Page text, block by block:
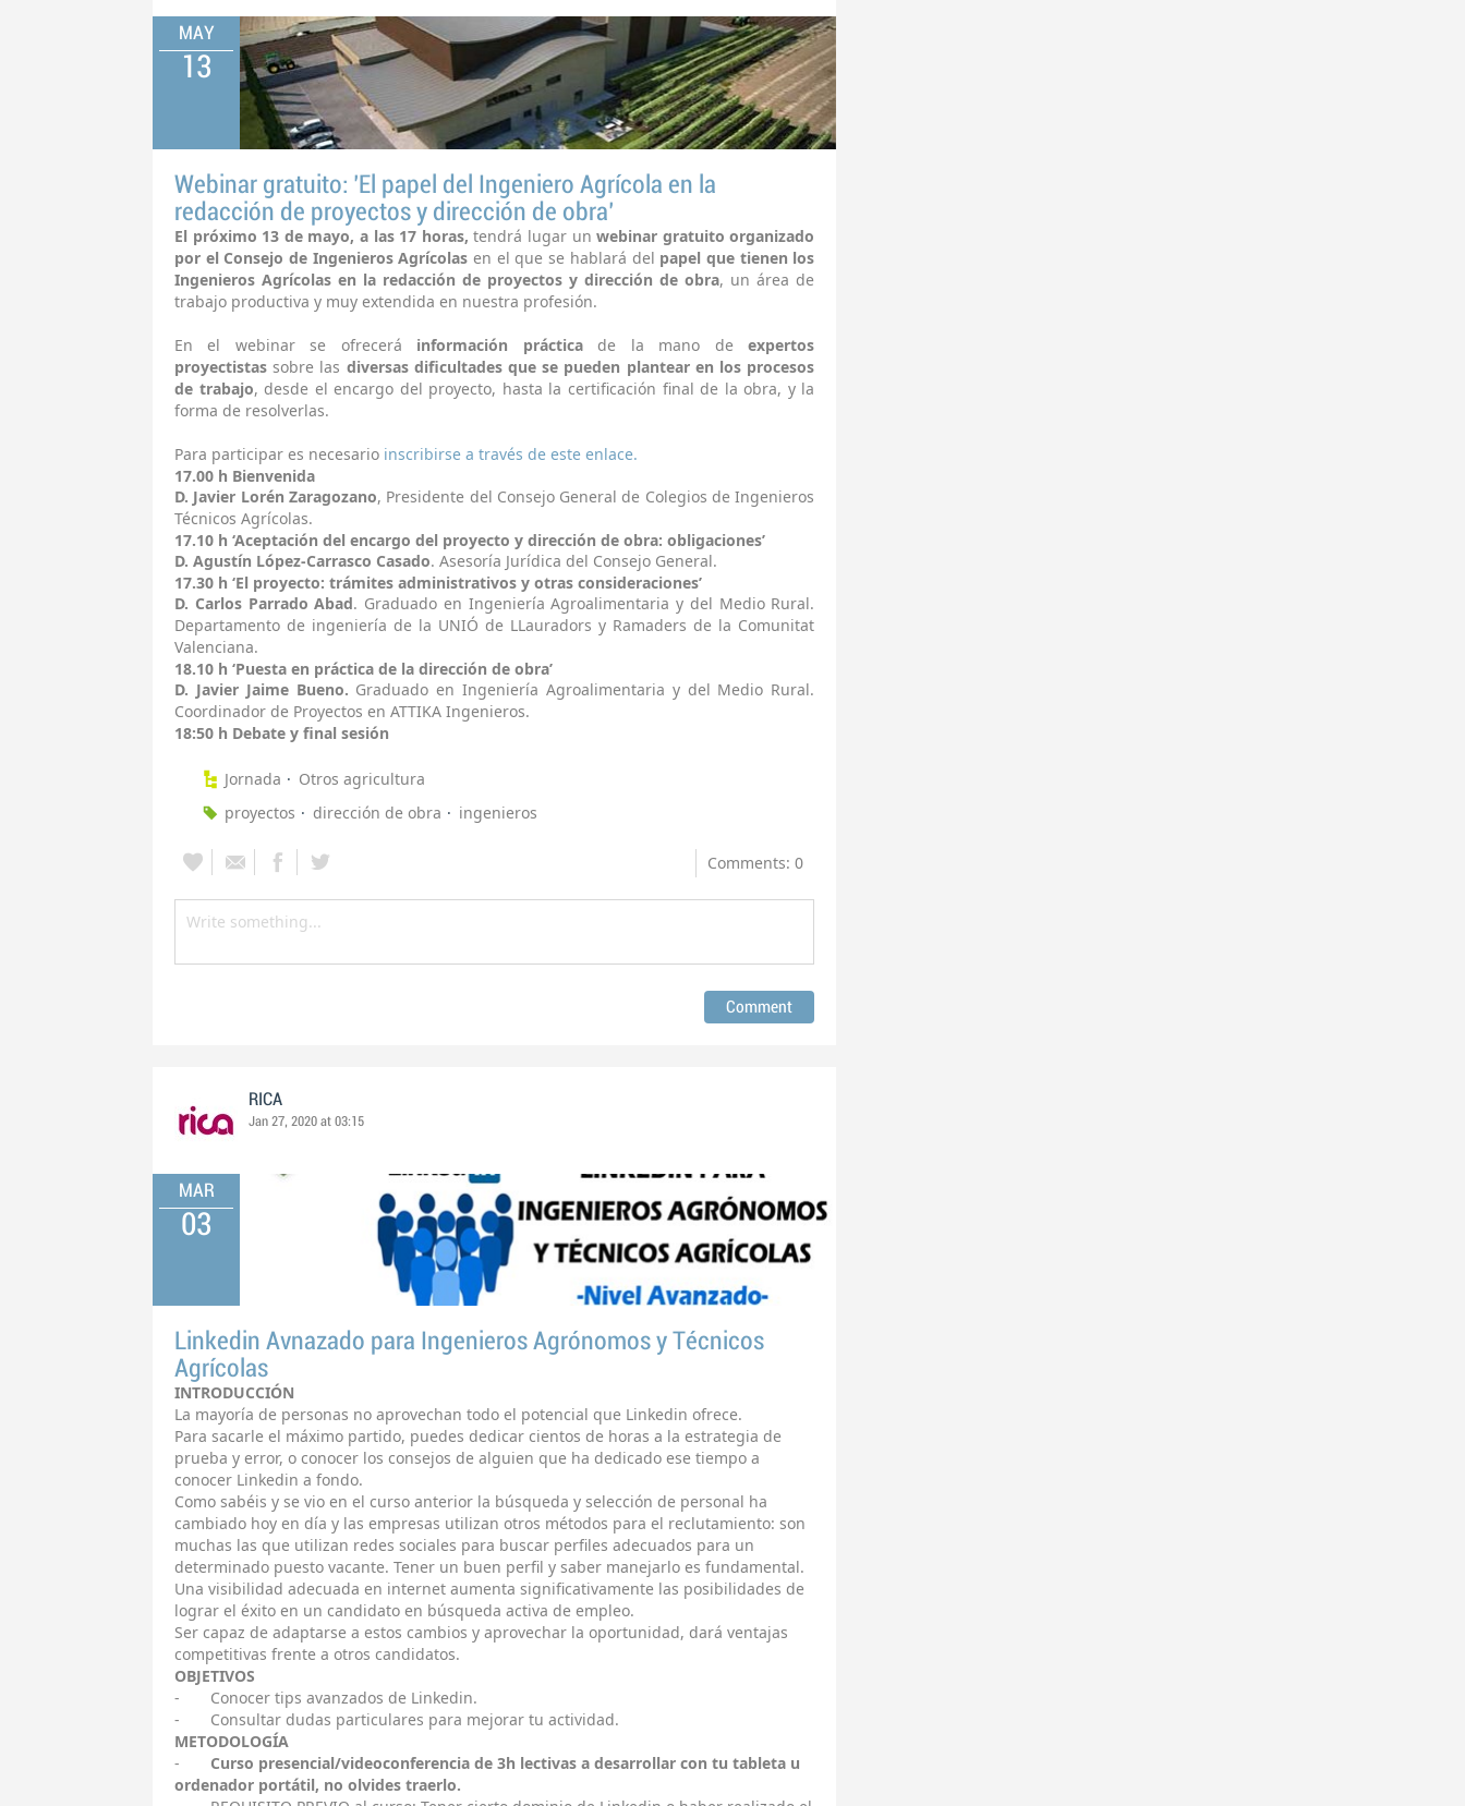
MAY
13
Webinar gratuito: 'El papel del Ingeniero Agrícola en la
redacción de proyectos y dirección de obra'
El próximo 13 de mayo, a las 17 horas,tendrá lugar unwebinar gratuito organizado
por el Consejo de Ingenieros Agrícolasen el que se hablará del papel que tienen los
Ingenieros Agrícolas en la redacción de proyectos y dirección de obra, un área de
trabajo productiva y muy extendida en nuestra profesión.
En el webinar se ofrecerá información prácticade la mano deexpertos
proyectistas sobre las diversas dificultades que se pueden plantear en los procesos
de trabajo, desde el encargo del proyecto, hasta la certificación final de la obra, y la
forma de resolverlas.
Para participar es necesario inscribirse a través de este enlace.
17.00 h Bienvenida
D. Javier Lorén Zaragozano, Presidente del Consejo General de Colegios de Ingenieros
Técnicos Agrícolas.
17.10 h ‘Aceptación del encargo del proyecto y dirección de obra: obligaciones’
D. Agustín López-Carrasco Casado. Asesoría Jurídica del Consejo General.
17.30 h ‘El proyecto: trámites administrativos y otras consideraciones’
D. Carlos Parrado Abad. Graduado en Ingeniería Agroalimentaria y del Medio Rural.
Departamento de ingeniería de la UNIÓ de LLauradors y Ramaders de la Comunitat
Valenciana.
18.10 h ‘Puesta en práctica de la dirección de obra’
D. Javier Jaime Bueno. Graduado en Ingeniería Agroalimentaria y del Medio Rural.
Coordinador de Proyectos en ATTIKA Ingenieros.
18:50 h Debate y final sesión
Jornada
Otros agricultura
proyectos
dirección de obra ingenieros
Comments: 0
RICA
Jan 27, 2020 at 03:15
MAR
03
Linkedin Avnazado para Ingenieros Agrónomos y Técnicos
Agrícolas
INTRODUCCIÓN
La mayoría de personas no aprovechan todo el potencial que Linkedin ofrece.
Para sacarle el máximo partido, puedes dedicar cientos de horas a la estrategia de
prueba y error, o conocer los consejos de alguien que ha dedicado ese tiempo a
conocer Linkedin a fondo.
Como sabéis y se vio en el curso anterior la búsqueda y selección de personal ha
cambiado hoy en día y las empresas utilizan otros métodos para el reclutamiento: son
muchas las que utilizan redes sociales para buscar perfiles adecuados para un
determinado puesto vacante. Tener un buen perfil y saber manejarlo es fundamental.
Una visibilidad adecuada en internet aumenta significativamente las posibilidades de
lograr el éxito en un candidato en búsqueda activa de empleo.
Ser capaz de adaptarse a estos cambios y aprovechar la oportunidad, dará ventajas
competitivas frente a otros candidatos.
OBJETIVOS
- Conocer tips avanzados de Linkedin.
- Consultar dudas particulares para mejorar tu actividad.
METODOLOGÍA
- Curso presencial/videoconferencia de 3h lectivas a desarrollar con tu tableta u
ordenador portátil, no olvides traerlo.